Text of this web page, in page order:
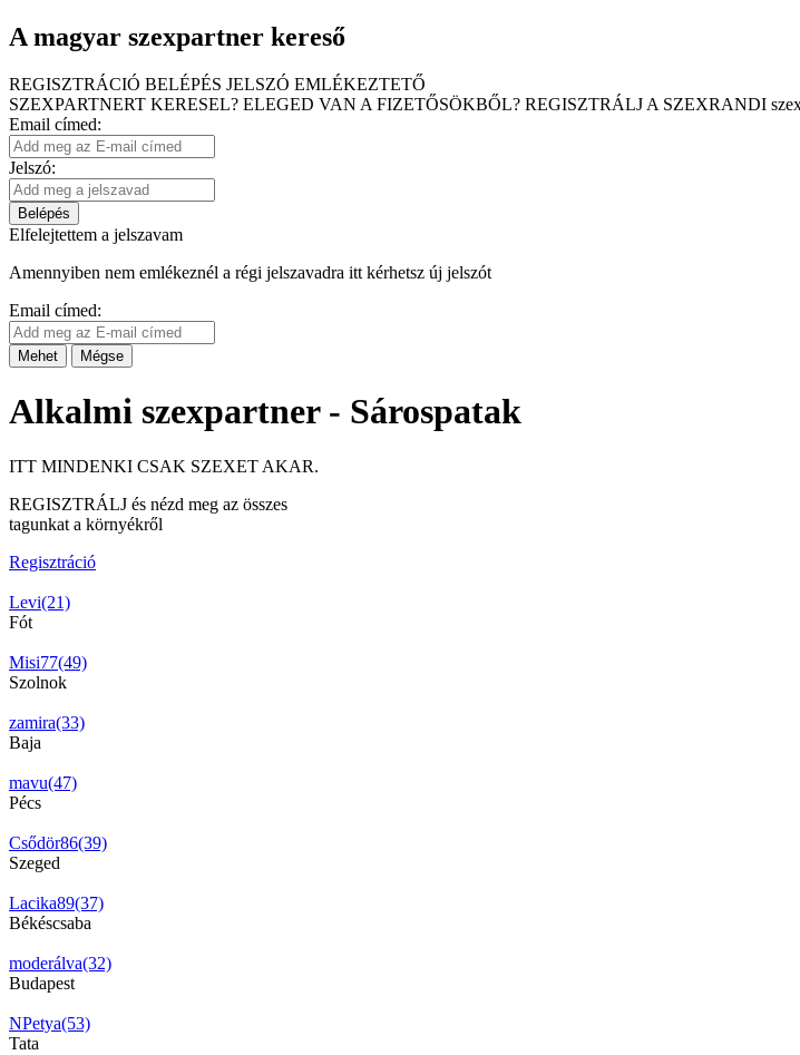
A magyar szexpartner kereső
REGISZTRÁCIÓ BELÉPÉS JELSZÓ EMLÉKEZTETŐ
SZEXPARTNERT KERESEL? ELEGED VAN A FIZETŐSÖKBŐL? REGISZTRÁLJ A SZEXRANDI
Email címed:
Jelszó:
Belépés
Elfelejtettem a jelszavam
Amennyiben nem emlékeznél a régi jelszavadra itt kérhetsz új jelszót
Email címed:
Mehet Mégse
Alkalmi szexpartner - Sárospatak
ITT MINDENKI CSAK SZEXET AKAR.
REGISZTRÁLJ és nézd meg az összes
tagunkat a környékről
Regisztráció
Levi(21)
Fót
Misi77(49)
Szolnok
zamira(33)
Baja
mavu(47)
Pécs
Csődör86(39)
Szeged
Lacika89(37)
Békéscsaba
moderálva(32)
Budapest
NPetya(53)
Tata